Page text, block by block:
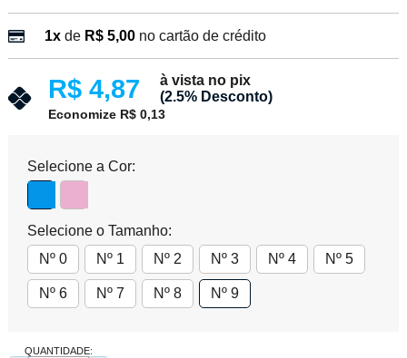
1xde R$ 5,00 no cartão de crédito
R$ 4,87
à vista no pix
(2.5% Desconto)
Economize R$ 0,13
Selecione a Cor:
Selecione o Tamanho:
Nº 0
Nº 1 Nº 2 Nº 3 Nº 4 Nº 5
Nº 6 Nº 7 Nº 8 Nº 9
QUANTIDADE: